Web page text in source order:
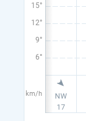
15°
12°
9°
6°
km/h